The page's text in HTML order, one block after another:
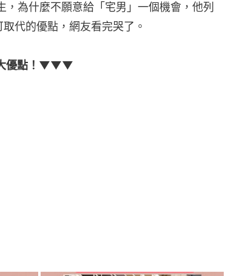
，為什麼不願意給「宅男」一個機會，他列
代的優點，網友看完哭了。
優點！▼▼▼